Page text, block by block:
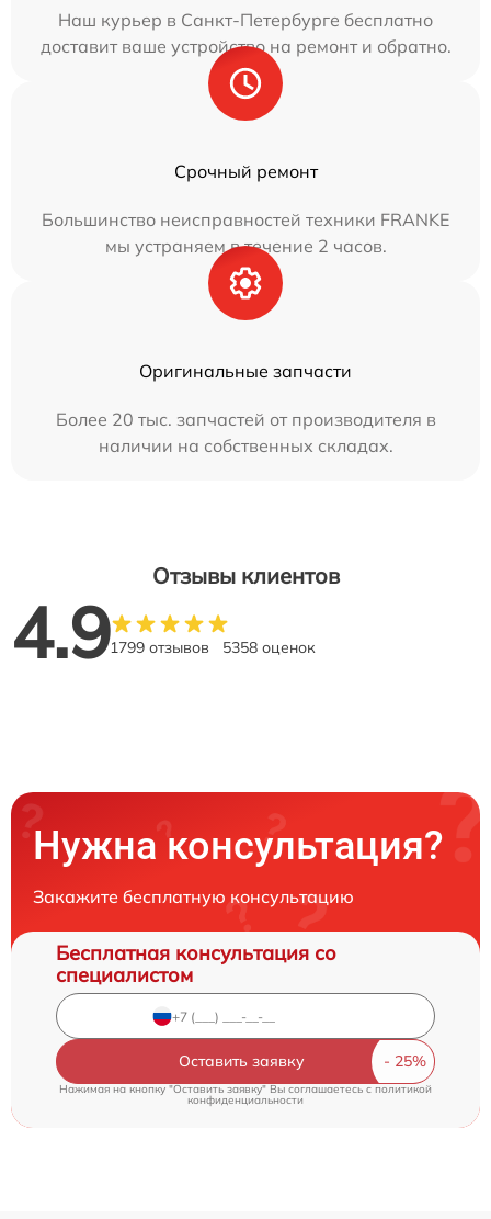
Наш курьер в Санкт-Петербурге бесплатно
доставит ваше устройство на ремонт и обратно.
Срочный ремонт
Большинство неисправностей техники FRANKE
мы устраняем в течение 2 часов.
Оригинальные запчасти
Более 20 тыс. запчастей от производителя в
наличии на собственных складах.
Отзывы клиентов
4.91799 отзывов 5358 оценок
Нужна консультация?
Закажите бесплатную консультацию
Бесплатная консультация со
специалистом
Оставить заявку
Нажимая на кнопку "Оставить заявку" Вы соглашаетесь cполитикой
конфиденциальности